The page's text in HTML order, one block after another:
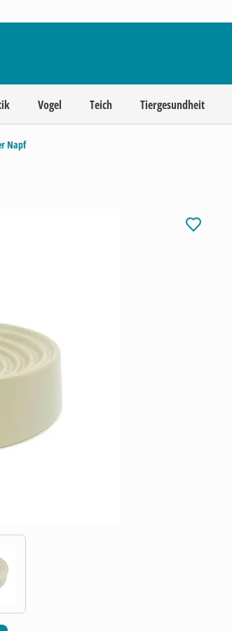
Vogel Teich Tiergesundheit
Napf